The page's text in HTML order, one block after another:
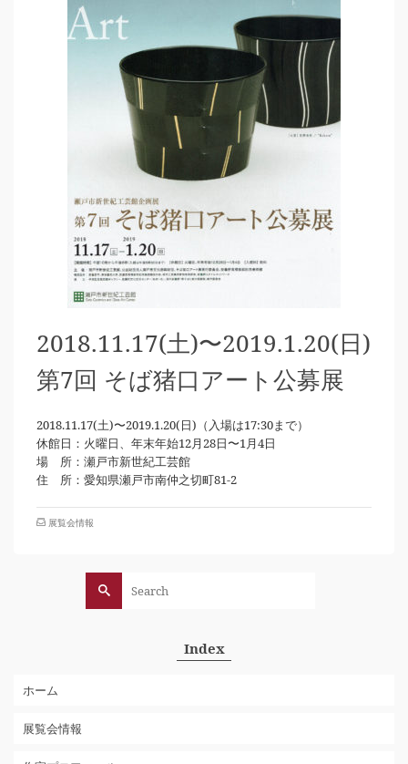
2018.11.17(土)〜2019.1.20(日)
第7回 そば猪口アート公募展
2018.11.17(土)〜2019.1.20(日)（入場は17:30まで）
休館日：火曜日、年末年始12月28日〜1月4日
場 所：瀬戸市新世紀工芸館
住 所：愛知県瀬戸市南仲之切町81-2
展覧会情報
Search
for:
Index
ホーム
展覧会情報